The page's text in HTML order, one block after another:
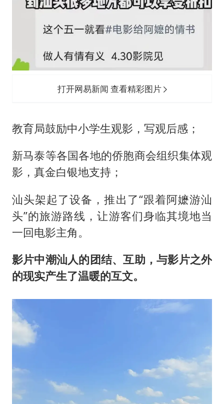
打开网易新闻 查看精彩图片
教育局鼓励中小学生观影，写观后感；
新马泰等各国各地的侨胞商会组织集体观
影，真金白银地支持；
汕头架起了设备，推出了“跟着阿嬷游汕
头”的旅游路线，让游客们身临其境地当
一回电影主角。
影片中潮汕人的团结、互助，与影片之外
的现实产生了温暖的互文。